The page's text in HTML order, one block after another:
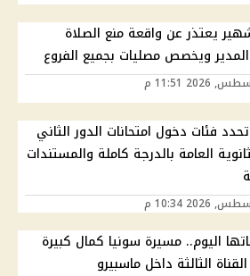
يعتذر عن واقعة منع الصلاة
ويخصص مصليات بجميع الفروع
فئات دخول امتحانات الدور الثاني
للثانوية العامة بالدرجة كاملة والمستندات
اليوم.. مسيرة سونيا كمال كبيرة
الثالثة داخل ماسبيرو